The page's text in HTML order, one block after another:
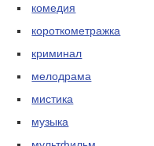
комедия
короткометражка
криминал
мелодрама
мистика
музыка